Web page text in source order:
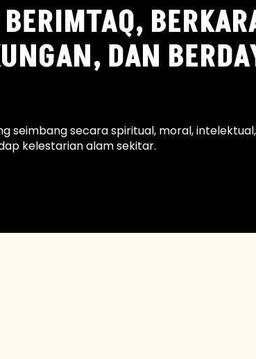
DAN
seimbang secara spiritual, moral,
kelestarian alam sekitar.